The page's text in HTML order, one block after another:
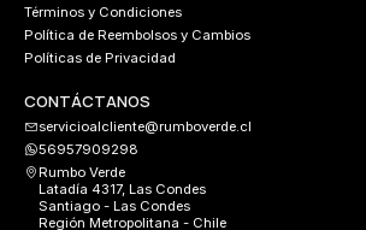
Términos y Condiciones
Política de Reembolsos y Cambios
Políticas de Privacidad
CONTÁCTANOS
servicioalcliente@rumboverde.cl
56957909298
Rumbo Verde
Latadía 4317, Las Condes
Santiago - Las Condes
Región Metropolitana - Chile